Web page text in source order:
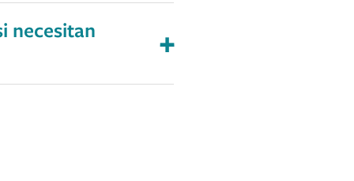
necesitan